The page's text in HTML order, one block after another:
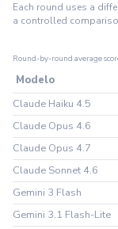
Each round uses a
a controlled
Round-by-round average
Modelo
Claude Haiku 4.5
Claude Opus 4.6
Claude Opus 4.7
Claude Sonnet 4.6
Gemini 3 Flash
Gemini 3.1 Flash-Lite